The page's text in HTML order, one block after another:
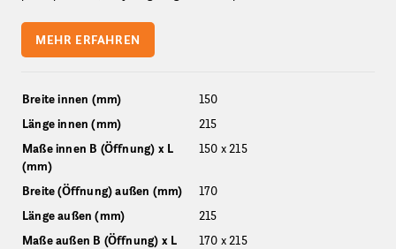
MEHR ERFAHREN
Breite innen (mm)
150
Länge innen (mm)
215
Maße innen B (Öffnung) x L
(mm)
150 x 215
Breite (Öffnung) außen (mm)
170
Länge außen (mm)
215
Maße außen B (Öffnung) x L
170 x 215